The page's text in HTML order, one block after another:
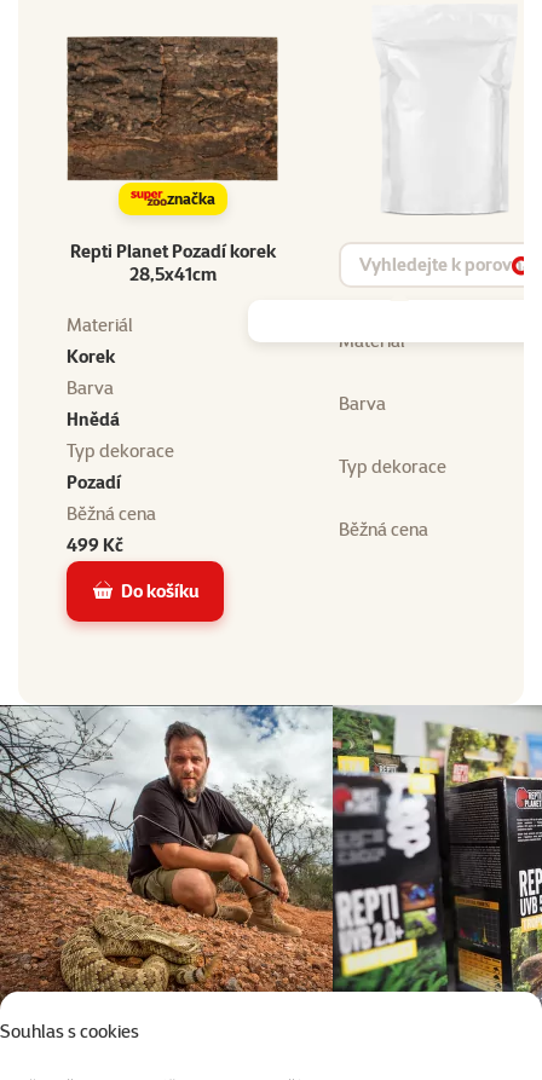
Souhlas s cookies
značka
Repti Planet Pozadí korek
28,5x41cm
Vyhledat produkt
Materiál
Korek
Materiál
Barva
Hnědá
Barva
Typ dekorace
Pozadí
Typ dekorace
Běžná cena
499 Kč
Běžná cena
Do košíku